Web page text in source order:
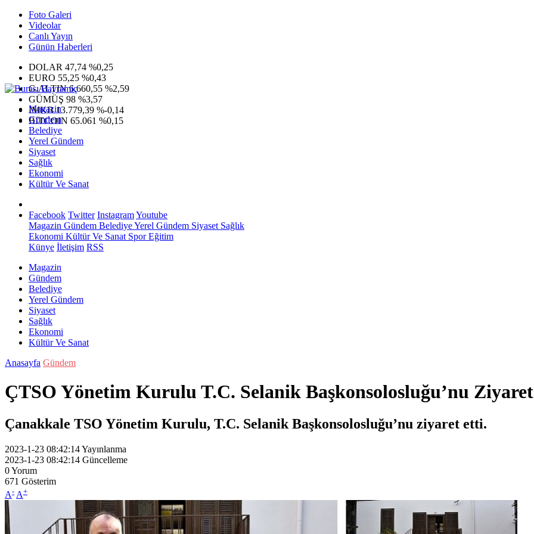
Foto Galeri
Videolar
Canlı Yayın
Günün Haberleri
DOLAR 47,74 %0,25
EURO 55,25 %0,43
G.ALTIN6.660,55 %2,59
GÜMÜŞ 98 %3,57
IMKB13.779,39 %-0,14
BITCOIN 65.061 %0,15
Magazin
Gündem
Belediye
Yerel Gündem
Siyaset
Sağlık
Ekonomi
Kültür Ve Sanat
Facebook Twitter InstagramYoutube
Magazin Gündem BelediyeYerel Gündem Siyaset Sağlık
Ekonomi Kültür Ve Sanat SporEğitim
Künye İletişim RSS
Magazin
Gündem
Belediye
Yerel Gündem
Siyaset
Sağlık
Ekonomi
Kültür Ve Sanat
Anasayfa Gündem
ÇTSO Yönetim Kurulu T.C. Selanik Başkonsolosluğu’nu
Çanakkale TSO Yönetim Kurulu, T.C. Selanik Başkonsolosluğu’nu ziyaret etti.
2023-1-23 08:42:14Yayınlanma
2023-1-23 08:42:14 Güncelleme
0Yorum
671 Gösterim
A- A+